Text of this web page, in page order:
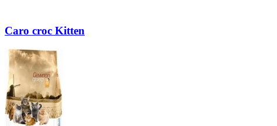
Caro croc Kitten